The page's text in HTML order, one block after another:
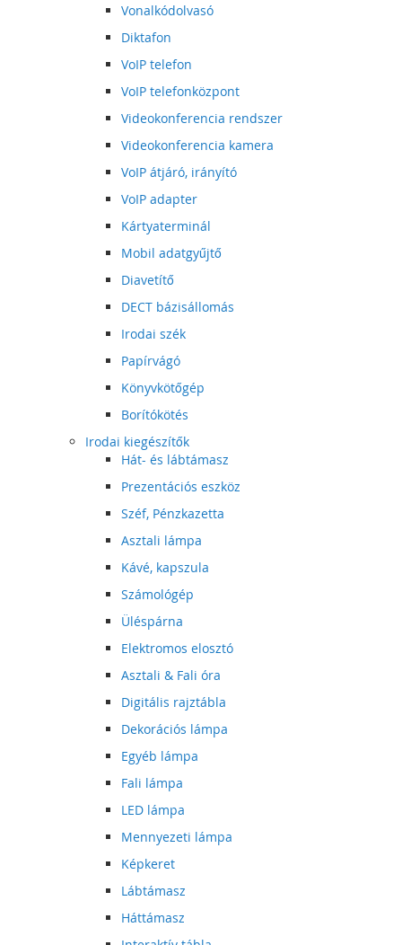
Vonalkódolvasó
Diktafon
VoIP telefon
VoIP telefonközpont
Videokonferencia rendszer
Videokonferencia kamera
VoIP átjáró, irányító
VoIP adapter
Kártyaterminál
Mobil adatgyűjtő
Diavetítő
DECT bázisállomás
Irodai szék
Papírvágó
Könyvkötőgép
Borítókötés
Irodai kiegészítők
Hát- és lábtámasz
Prezentációs eszköz
Széf, Pénzkazetta
Asztali lámpa
Kávé, kapszula
Számológép
Üléspárna
Elektromos elosztó
Asztali & Fali óra
Digitális rajztábla
Dekorációs lámpa
Egyéb lámpa
Fali lámpa
LED lámpa
Mennyezeti lámpa
Képkeret
Lábtámasz
Háttámasz